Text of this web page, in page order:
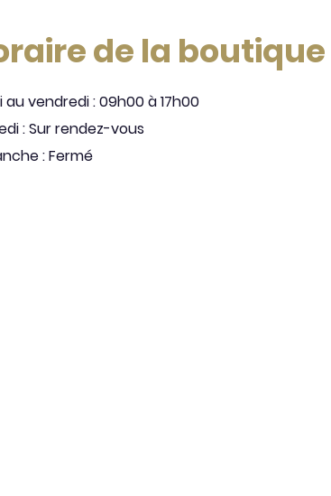
de la boutique
au vendredi : 09h00 à 17h00
: Sur rendez-vous
: Fermé